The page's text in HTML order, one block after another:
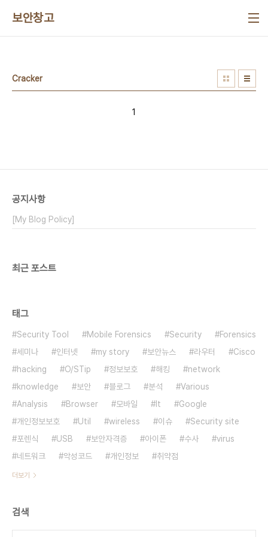
보안창고
Cracker
1
공지사항
[My Blog Policy]
최근 포스트
태그
Security Tool Mobile Forensics Security
Forensics
세미나
인터넷 my story 보안뉴스 라우터
Cisco
hacking
O/STip 정보보호 해킹
network
knowledge
보안 블로그 분석
Various
Analysis
Browser 모바일 It
Google
개인정보보호
Util wireless 이슈
Security site
포렌식
USB 보안자격증 아이폰 수사
virus
네트워크
악성코드 개인정보 취약점
더보기
검색